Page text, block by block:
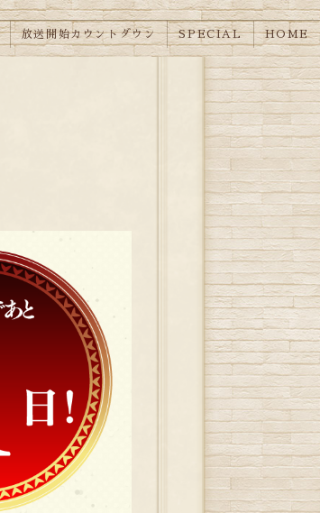
HOME
SPECIAL
放送開始カウントダウン